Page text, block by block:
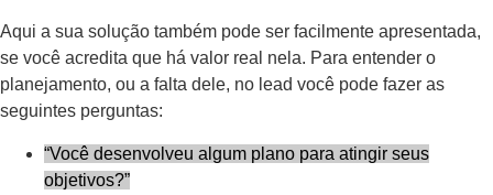
Aqui a sua solução também pode ser facilmente apresentada,
se você acredita que há valor real nela. Para entender o
planejamento, ou a falta dele, no lead você pode fazer as
seguintes perguntas:
“Você desenvolveu algum plano para atingir seus
objetivos?”